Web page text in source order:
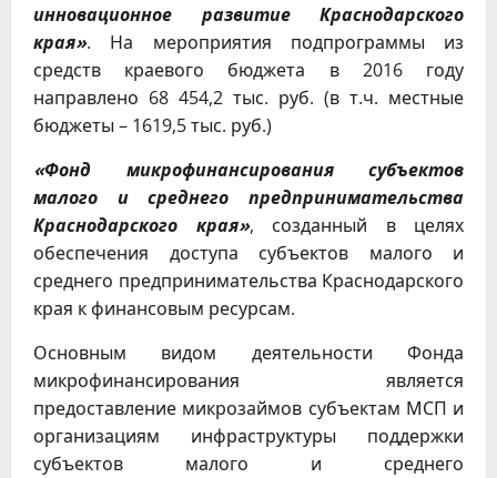
инновационное развитие Краснодарского
края». На мероприятия подпрограммы из
средств краевого бюджета в 2016 году
направлено 68 454,2 тыс. руб. (в т.ч. местные
бюджеты – 1619,5 тыс. руб.)
«Фонд микрофинансирования субъектов
малого и среднего предпринимательства
Краснодарского края», созданный в целях
обеспечения доступа субъектов малого и
среднего предпринимательства Краснодарского
края к финансовым ресурсам.
Основным видом деятельности Фонда
микрофинансирования является
предоставление микрозаймов субъектам МСП и
организациям инфраструктуры поддержки
субъектов малого и среднего